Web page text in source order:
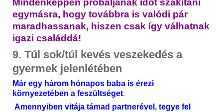
Mindenképpen próbáljanak időt szakítani
egymásra, hogy továbbra is valódi pár
maradhassanak, hiszen csak így válhatnak
igazi családdá!
9. Túl sok/túl kevés veszekedés a
gyermek jelenlétében
Már egy három hónapos baba is érezi
környezetében a feszültséget.
Amennyiben vitája támad partnerével, tegye fel